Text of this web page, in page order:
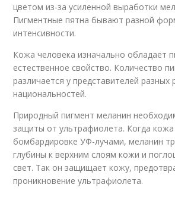
цветом из-за усиленной выработки
Пигментные пятна бывают разной
интенсивности.
Кожа человека изначально обладает
естественное свойство. Количество
различается у представителей разных
национальностей.
Природный пигмент меланин
защиты от ультрафиолета. Когда кожа
бомбардировке УФ-лучами, меланин
глубины к верхним слоям кожи и
свет. Так он защищает кожу,
проникновение ультрафиолета.